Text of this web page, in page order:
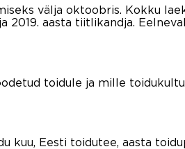
välja oktoobris. Kokku
aasta tiitlikandja.
toidule ja mille
kuu, Eesti toidutee, aasta